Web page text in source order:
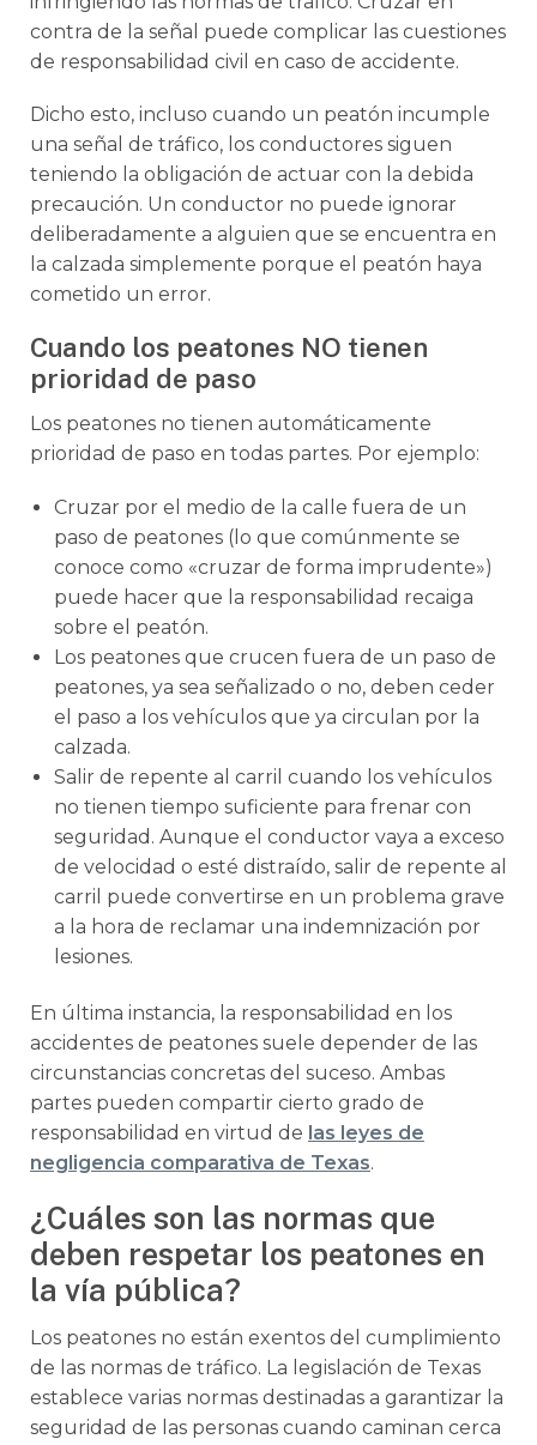
contra de la señal puede complicar las cuestiones
de responsabilidad civil en caso de accidente.
Dicho esto, incluso cuando un peatón incumple
una señal de tráfico, los conductores siguen
teniendo la obligación de actuar con la debida
precaución. Un conductor no puede ignorar
deliberadamente a alguien que se encuentra en
la calzada simplemente porque el peatón haya
cometido un error.
Cuando los peatones NO tienen
prioridad de paso
Los peatones no tienen automáticamente
prioridad de paso en todas partes. Por ejemplo:
Cruzar por el medio de la calle fuera de un
paso de peatones (lo que comúnmente se
conoce como «cruzar de forma imprudente»)
puede hacer que la responsabilidad recaiga
sobre el peatón.
Los peatones que crucen fuera de un paso de
peatones, ya sea señalizado o no, deben ceder
el paso a los vehículos que ya circulan por la
calzada.
Salir de repente al carril cuando los vehículos
no tienen tiempo suficiente para frenar con
seguridad. Aunque el conductor vaya a exceso
de velocidad o esté distraído, salir de repente al
carril puede convertirse en un problema grave
a la hora de reclamar una indemnización por
lesiones.
En última instancia, la responsabilidad en los
accidentes de peatones suele depender de las
circunstancias concretas del suceso. Ambas
partes pueden compartir cierto grado de
responsabilidad en virtud de las leyes de
negligencia comparativa de Texas.
¿Cuáles son las normas que
deben respetar los peatones en
la vía pública?
Los peatones no están exentos del cumplimiento
de las normas de tráfico. La legislación de Texas
establece varias normas destinadas a garantizar la
seguridad de las personas cuando caminan cerca